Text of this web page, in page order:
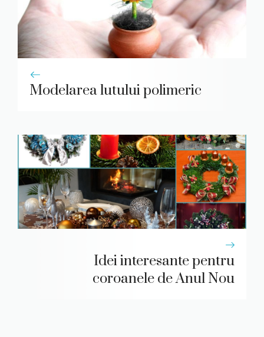
Modelarea lutului polimeric
Idei interesante pentru
coroanele de Anul Nou